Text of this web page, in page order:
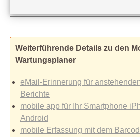
Weiterführende Details zu den
Wartungsplaner
eMail-Erinnerung für
Berichte
mobile app für Ihr Smartphone
Android
mobile Erfassung mit dem